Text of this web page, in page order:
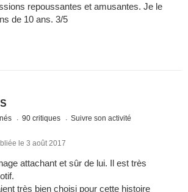
repoussantes et amusantes. Je le
de 10 ans. 3/5
90 critiques Suivre son activité
le 3 août 2017
attachant et sûr de lui. Il est très
très bien choisi pour cette histoire